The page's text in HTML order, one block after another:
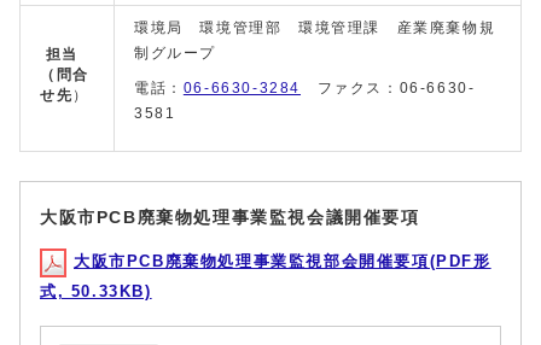
担当
（問合
せ先 ）
環境局 環境管理部 環境管理課 産業廃棄物規
制グループ
電話： 06-6630-3284
ファクス：06-6630-
3581
大阪市PCB廃棄物処理事業監視会議開催要項
大阪市PCB廃棄物処理事業監視部会開催要項(PDF形
式, 50.33KB)